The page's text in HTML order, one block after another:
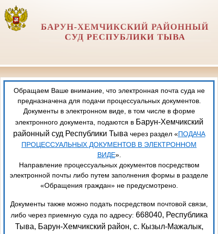
БАРУН-ХЕМЧИКСКИЙ РАЙОННЫЙ
СУД РЕСПУБЛИКИ ТЫВА
Обращаем Ваше внимание, что электронная почта суда не
предназначена для подачи процессуальных документов.
Документы в электронном виде, в том числе в форме
электронного документа, подаются в Барун-Хемчикский
районный суд Республики Тывачерез раздел «ПОДАЧА
ПРОЦЕССУАЛЬНЫХ ДОКУМЕНТОВ В ЭЛЕКТРОННОМ
ВИДЕ».
Направление процессуальных документов посредством
электронной почты либо путем заполнения формы в разделе
«Обращения граждан» не предусмотрено.
Документы также можно подать посредством почтовой связи,
либо через приемную суда по адресу: 668040, Республика
Тыва, Барун-Хемчикский район, с. Кызыл-Мажалык,